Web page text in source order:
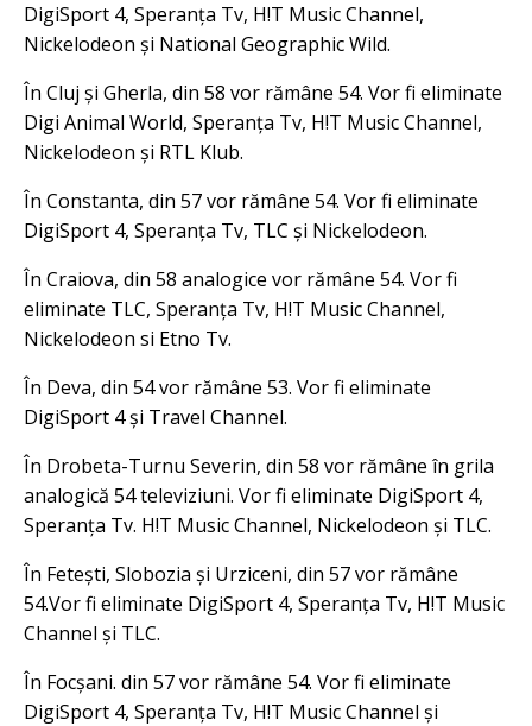
DigiSport 4, Speranța Tv, H!T Music Channel,
Nickelodeon și National Geographic Wild.
În Cluj și Gherla, din 58 vor rămâne 54. Vor fi eliminate
Digi Animal World, Speranța Tv, H!T Music Channel,
Nickelodeon și RTL Klub.
În Constanta, din 57 vor rămâne 54. Vor fi eliminate
DigiSport 4, Speranța Tv, TLC și Nickelodeon.
În Craiova, din 58 analogice vor rămâne 54. Vor fi
eliminate TLC, Speranța Tv, H!T Music Channel,
Nickelodeon si Etno Tv.
În Deva, din 54 vor rămâne 53. Vor fi eliminate
DigiSport 4 și Travel Channel.
În Drobeta-Turnu Severin, din 58 vor rămâne în grila
analogică 54 televiziuni. Vor fi eliminate DigiSport 4,
Speranța Tv. H!T Music Channel, Nickelodeon și TLC.
În Fetești, Slobozia și Urziceni, din 57 vor rămâne
54.Vor fi eliminate DigiSport 4, Speranța Tv, H!T Music
Channel și TLC.
În Focșani. din 57 vor rămâne 54. Vor fi eliminate
DigiSport 4, Speranța Tv, H!T Music Channel și